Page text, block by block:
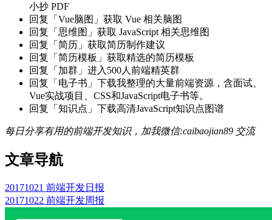
小抄 PDF
回复「Vue脑图」获取 Vue 相关脑图
回复「思维图」获取 JavaScript 相关思维图
回复「简历」获取简历制作建议
回复「简历模板」获取精选的简历模板
回复「加群」进入500人前端精英群
回复「电子书」下载我整理的大量前端资源，含面试、
Vue实战项目、CSS和JavaScript电子书等。
回复「知识点」下载高清JavaScript知识点图谱
每日分享有用的前端开发知识，加我微信:caibaojian89 交流
文章导航
20171021 前端开发日报
20171022 前端开发周报